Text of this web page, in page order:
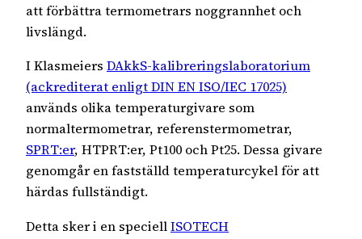
att förbättra termometrars noggrannhet och
livslängd.
I Klasmeiers DAkkS-kalibreringslaboratorium
(ackrediterat enligt DIN EN ISO/IEC 17025)
används olika temperaturgivare som
normaltermometrar, referenstermometrar,
SPRT:er, HTPRT:er, Pt100 och Pt25. Dessa givare
genomgår en fastställd temperaturcykel för att
härdas fullständigt.
Detta sker i en speciellISOTECH